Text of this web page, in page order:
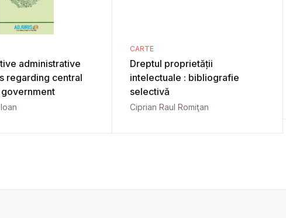
administrative
regarding central
CARTE
Dreptul proprietății
intelectuale : bibliografie
selectivă
Ciprian Raul Romiţan